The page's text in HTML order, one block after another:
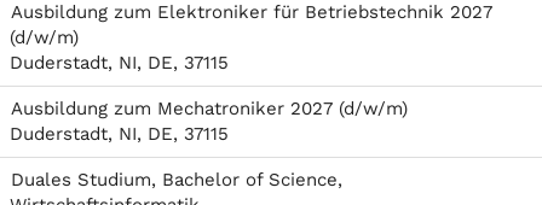
Ausbildung zum Elektroniker für Betriebstechnik 2027
(d/w/m)
Duderstadt, NI, DE, 37115
Ausbildung zum Mechatroniker 2027 (d/w/m)
Duderstadt, NI, DE, 37115
Duales Studium, Bachelor of Science,